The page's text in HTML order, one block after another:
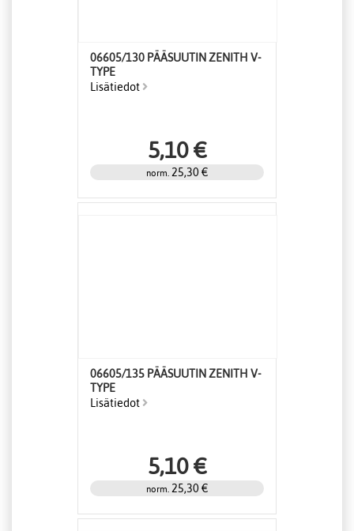
06605/130 PÄÄSUUTIN ZENITH V-
TYPE
Lisätiedot
5,10 €
norm. 25,30 €
06605/135 PÄÄSUUTIN ZENITH V-
TYPE
Lisätiedot
5,10 €
norm. 25,30 €